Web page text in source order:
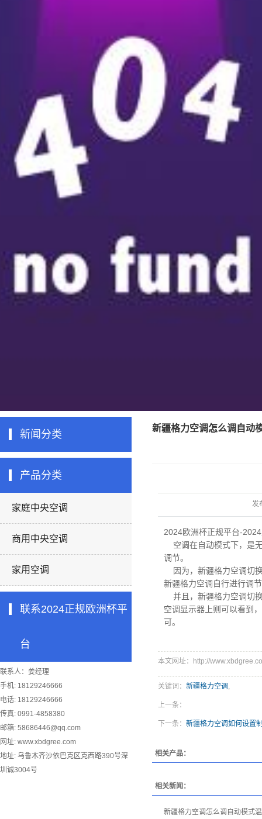
新闻分类
产品分类
家庭中央空调
商用中央空调
家用空调
联系2024正规欧洲杯平
台
联系人：姜经理
手机: 18129246666
电话: 18129246666
传真: 0991-4858380
邮箱: 58686446@qq.com
网址: www.xbdgree.com
地址: 乌鲁木齐沙依巴克区克西路390号深
圳诚3004号
新疆格力空调怎么调自动
发
2024欧洲杯正规平台-
空调在自动模式下，是
调节。
因为， 新疆格力空调切
新疆格力空调 自行进行调
并且， 新疆格力空调切
空调显示器上则可以看到
可。
本文网址：http://
关键词： 新疆格力空调 ,
上一条：
下一条： 新疆格力空调如何设置
相关产品：
相关新闻：
新疆格力空调怎么调自动模式